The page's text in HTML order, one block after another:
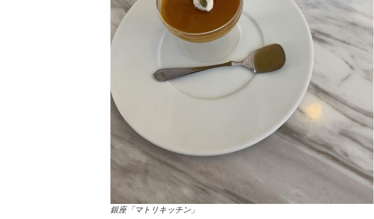
銀座「マトリキッチン」